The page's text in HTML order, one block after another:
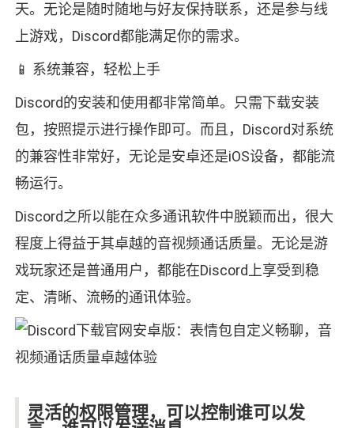
天。无论是随时随地与好友保持联系，还是参与线
上游戏，Discord都能满足你的需求。
📱 系统兼容，轻松上手
Discord的安装和使用都非常简单。只需下载安装
包，按照提示进行操作即可。而且，Discord对系统
的兼容性非常好，无论是安卓还是iOS设备，都能流
畅运行。
Discord之所以能在众多通讯软件中脱颖而出，很大
程度上得益于其卓越的音视频通话质量。无论是游
戏玩家还是普通用户，都能在Discord上享受到稳
定、清晰、流畅的通讯体验。
灵活的权限管理，可以控制谁可以发